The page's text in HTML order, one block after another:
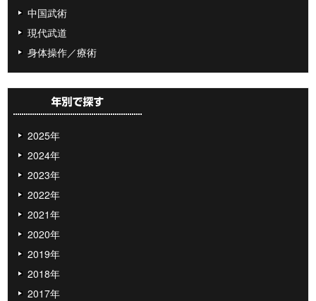
中国武術
現代武道
身体操作／療術
2025年
2024年
2023年
2022年
2021年
2020年
2019年
2018年
2017年